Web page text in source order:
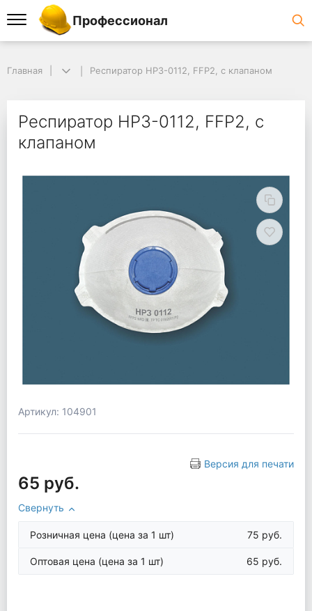
Профессионал
Главная Респиратор НРЗ-0112, FFP2, с клапаном
Респиратор НРЗ-0112, FFP2, с
клапаном
Артикул: 104901
Версия для печати
65 руб.
Свернуть
Розничная цена (цена за 1 шт) 75 руб.
Оптовая цена (цена за 1 шт) 65 руб.